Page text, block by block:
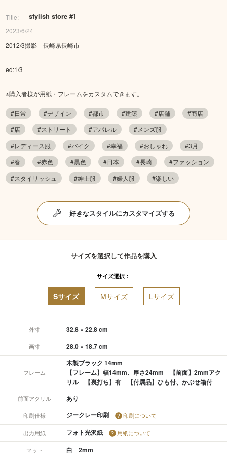
Title: stylish store #1
2023/6/24
2012/3撮影 長崎県長崎市
ed:1/3
※購入者様が用紙・フレームをカスタムできます。
#日常 #デザイン #都市 #建築 #店舗
#商店
#店
#ストリート #アパレル
#メンズ服
#レディース服
#バイク #幸福 #おしゃれ
#3月
#春
#赤色 #黒色 #日本 #長崎
#ファッション
#スタイリッシュ
#紳士服 #婦人服 #楽しい
好きなスタイルにカスタマイズする
サイズを選択して作品を購入
サイズ選択：
Sサイズ Mサイズ Lサイズ
外寸 32.8 × 22.8 cm
画寸 28.0 × 18.7 cm
フレーム
木製ブラック 14mm
【フレーム】幅14mm、厚さ24mm 【前面】2mmアク
リル 【裏打ち】有 【付属品】ひも付、かぶせ箱付
前面アクリル あり
印刷仕様 ジークレー印刷 印刷について
出力用紙 フォト光沢紙 用紙について
マット 白 2mm